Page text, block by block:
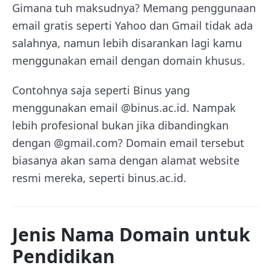
Gimana tuh maksudnya? Memang penggunaan
email gratis seperti Yahoo dan Gmail tidak ada
salahnya, namun lebih disarankan lagi kamu
menggunakan email dengan domain khusus.
Contohnya saja seperti Binus yang
menggunakan email @binus.ac.id. Nampak
lebih profesional bukan jika dibandingkan
dengan @gmail.com? Domain email tersebut
biasanya akan sama dengan alamat website
resmi mereka, seperti binus.ac.id.
Jenis Nama Domain untuk
Pendidikan